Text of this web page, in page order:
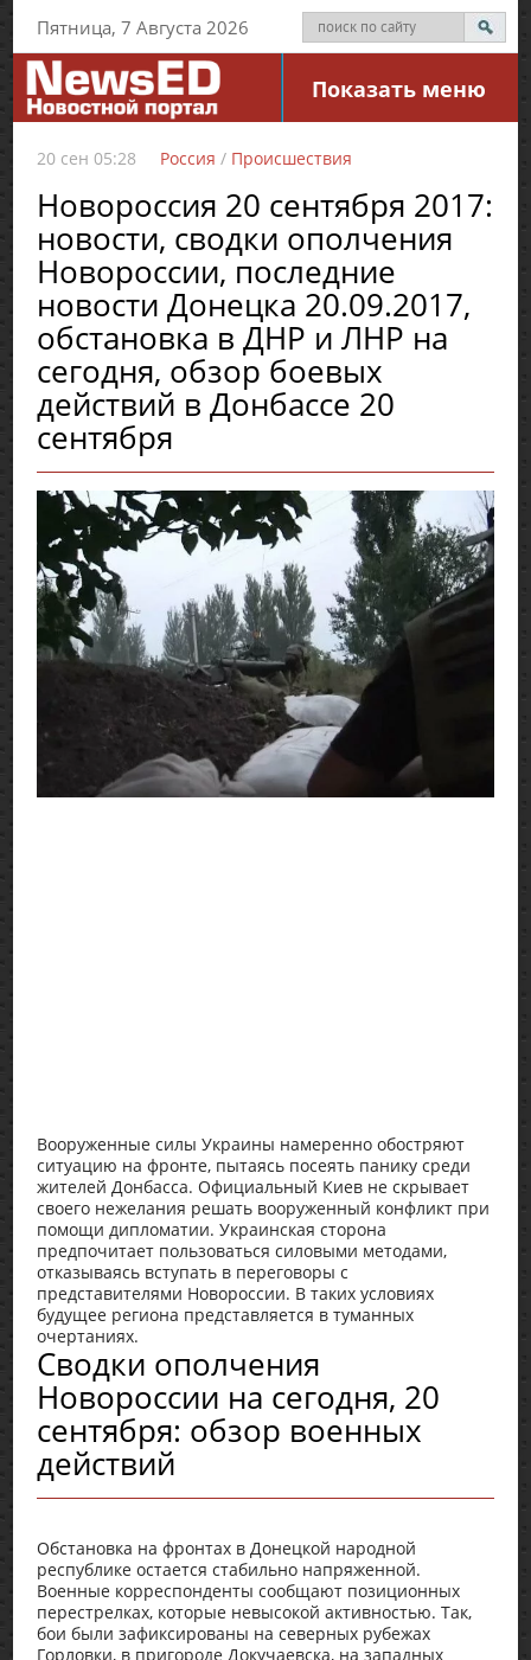
Пятница, 7 Августа 2026
Показать меню
20 сен 05:28 Россия / Происшествия
Новороссия 20 сентября 2017:
новости, сводки ополчения
Новороссии, последние
новости Донецка 20.09.2017,
обстановка в ДНР и ЛНР на
сегодня, обзор боевых
действий в Донбассе 20
сентября
Вооруженные силы Украины намеренно обостряют
ситуацию на фронте, пытаясь посеять панику среди
жителей Донбасса. Официальный Киев не скрывает
своего нежелания решать вооруженный конфликт при
помощи дипломатии. Украинская сторона
предпочитает пользоваться силовыми методами,
отказываясь вступать в переговоры с
представителями Новороссии. В таких условиях
будущее региона представляется в туманных
очертаниях.
Сводки ополчения
Новороссии на сегодня, 20
сентября: обзор военных
действий
Обстановка на фронтах в Донецкой народной
республике остается стабильно напряженной.
Военные корреспонденты сообщают позиционных
перестрелках, которые невысокой активностью. Так,
бои были зафиксированы на северных рубежах
Горловки, в пригороде Докучаевска, на западных